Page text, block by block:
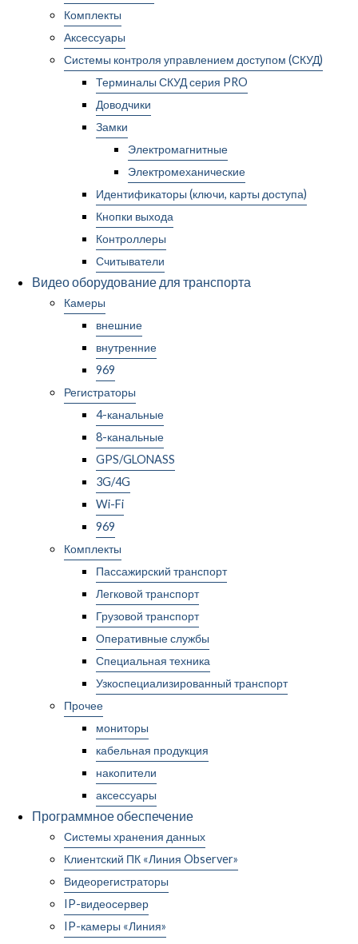
Комплекты
Аксессуары
Системы контроля управлением доступом (СКУД)
Терминалы СКУД серия PRO
Доводчики
Замки
Электромагнитные
Электромеханические
Идентификаторы (ключи, карты доступа)
Кнопки выхода
Контроллеры
Считыватели
Видео оборудование для транспорта
Камеры
внешние
внутренние
969
Регистраторы
4-канальные
8-канальные
GPS/GLONASS
3G/4G
Wi-Fi
969
Комплекты
Пассажирский транспорт
Легковой транспорт
Грузовой транспорт
Оперативные службы
Специальная техника
Узкоспециализированный транспорт
Прочее
мониторы
кабельная продукция
накопители
аксессуары
Программное обеспечение
Системы хранения данных
Клиентский ПК «Линия Observer»
Видеорегистраторы
IP-видеосервер
IP-камеры «Линия»